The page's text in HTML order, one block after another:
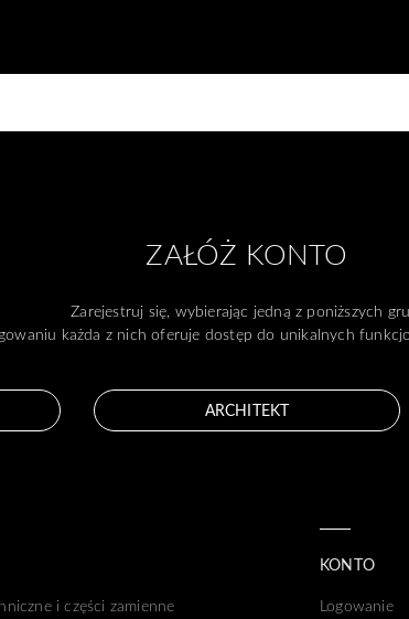
ZAŁÓŻ KONTO
Zarejestruj się, wybierając jedną z poniższych
każda z nich oferuje dostęp do unikalnych
ARCHITEKT
i części zamienne
KONTO
Logowanie